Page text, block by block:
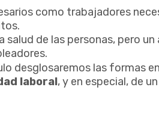
como trabajadores
salud de las personas, pero
desglosaremos las formas
laboral, y en especial, de un